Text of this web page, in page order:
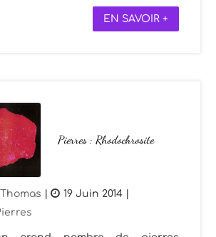
EN SAVOIR +
Pierres : Rhodochrosite
| 19 Juin 2014